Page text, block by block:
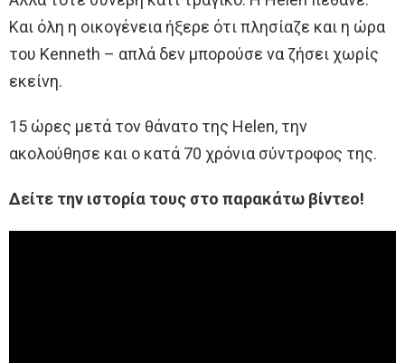
Και όλη η οικογένεια ήξερε ότι πλησίαζε και η ώρα
του Kenneth – απλά δεν μπορούσε να ζήσει χωρίς
εκείνη.
15 ώρες μετά τον θάνατο της Helen, την
ακολούθησε και ο κατά 70 χρόνια σύντροφος της.
Δείτε την ιστορία τους στο παρακάτω βίντεο!